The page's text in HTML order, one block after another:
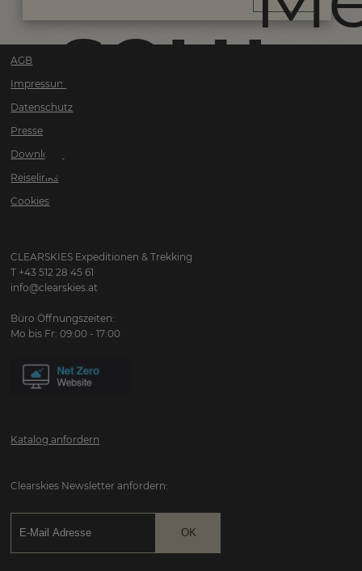
SOLU-
AGB
Impressum
Datenschutz
Presse
Downloads
Reiselinks
Cookies
CLEARSKIES Expeditionen & Trekking
T +43 512 28 45 61
info@clearskies.at
Büro Öffnungszeiten:
Mo bis Fr: 09:00 - 17:00
Katalog anfordern
Clearskies Newsletter anfordern: